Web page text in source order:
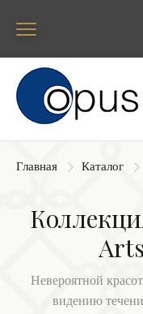
Блок поиска
Главная Каталог
Невероятной
видению